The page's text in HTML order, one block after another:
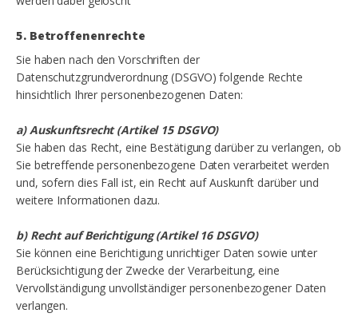
5. Betroffenenrechte
Sie haben nach den Vorschriften der
Datenschutzgrundverordnung (DSGVO) folgende Rechte
hinsichtlich Ihrer personenbezogenen Daten:
a) Auskunftsrecht (Artikel 15 DSGVO)
Sie haben das Recht, eine Bestätigung darüber zu verlangen, ob
Sie betreffende personenbezogene Daten verarbeitet werden
und, sofern dies Fall ist, ein Recht auf Auskunft darüber und
weitere Informationen dazu.
b) Recht auf Berichtigung (Artikel 16 DSGVO)
Sie können eine Berichtigung unrichtiger Daten sowie unter
Berücksichtigung der Zwecke der Verarbeitung, eine
Vervollständigung unvollständiger personenbezogener Daten
verlangen.